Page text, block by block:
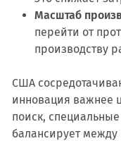
Масштаб
перейти от
производству
США
инновация важнее
поиск,
балансирует